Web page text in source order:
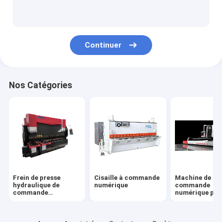
Découpeuse de cannelure de V
Machine à cintrer les tubes
Machine de cachetage de mousse
Ligne de production de conduits
Découpeuse en aluminium de commande numérique par
Continuer
Nos Catégories
Frein de presse
hydraulique de
commande
Cisaille à commande
numérique
Machine de
commande
numérique par